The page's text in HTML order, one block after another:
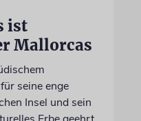
ist
Mallorcas
seine enge
Insel und sein